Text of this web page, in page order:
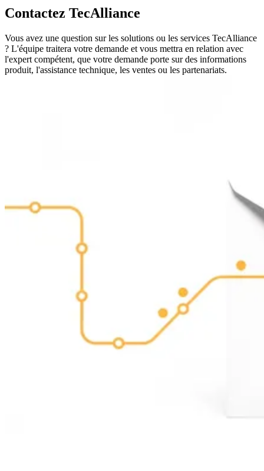
Contactez TecAlliance
Vous avez une question sur les solutions ou les services TecAlliance
? L'équipe traitera votre demande et vous mettra en relation avec
l'expert compétent, que votre demande porte sur des informations
produit, l'assistance technique, les ventes ou les partenariats.